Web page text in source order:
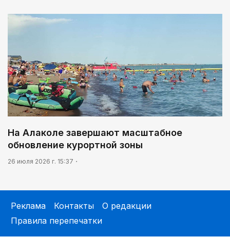
На Алаколе завершают масштабное
обновление курортной зоны
26 июля 2026 г. 15:37
Реклама Контакты
О редакции
Правила перепечатки